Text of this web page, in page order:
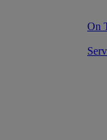
On